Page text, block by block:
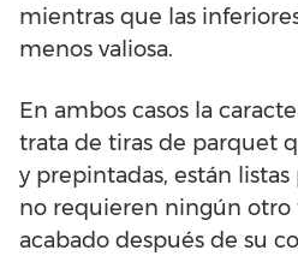
mientras que las
menos valiosa.
En ambos casos la
trata de tiras de parquet
y prepintadas, están
no requieren ningún
acabado después de su